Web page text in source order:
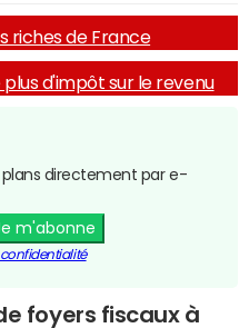
riches de France
plus d'impôt sur le revenu
plans directement par e-
m'abonne
confidentialité
foyers fiscaux à